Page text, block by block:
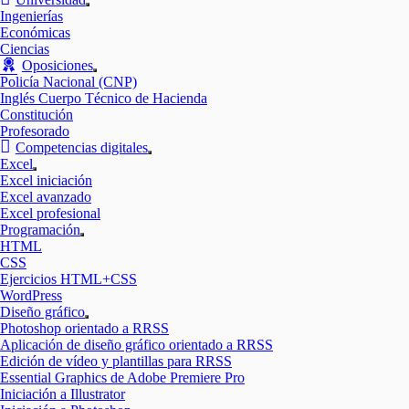
Mostrar
Ingenierías
Económicas
Ciencias
Oposiciones
Mostrar
el
submenú
Policía Nacional (CNP)
Inglés Cuerpo Técnico de Hacienda
Constitución
Profesorado
Competencias digitales
Mostrar
Excel
Mostrar
el
submenú
Excel iniciación
Excel avanzado
Excel profesional
Programación
Mostrar
HTML
CSS
Ejercicios HTML+CSS
WordPress
Diseño gráfico
Mostrar
el
submenú
Photoshop orientado a RRSS
Aplicación de diseño gráfico orientado a RRSS
Edición de vídeo y plantillas para RRSS
Essential Graphics de Adobe Premiere Pro
Iniciación a Illustrator